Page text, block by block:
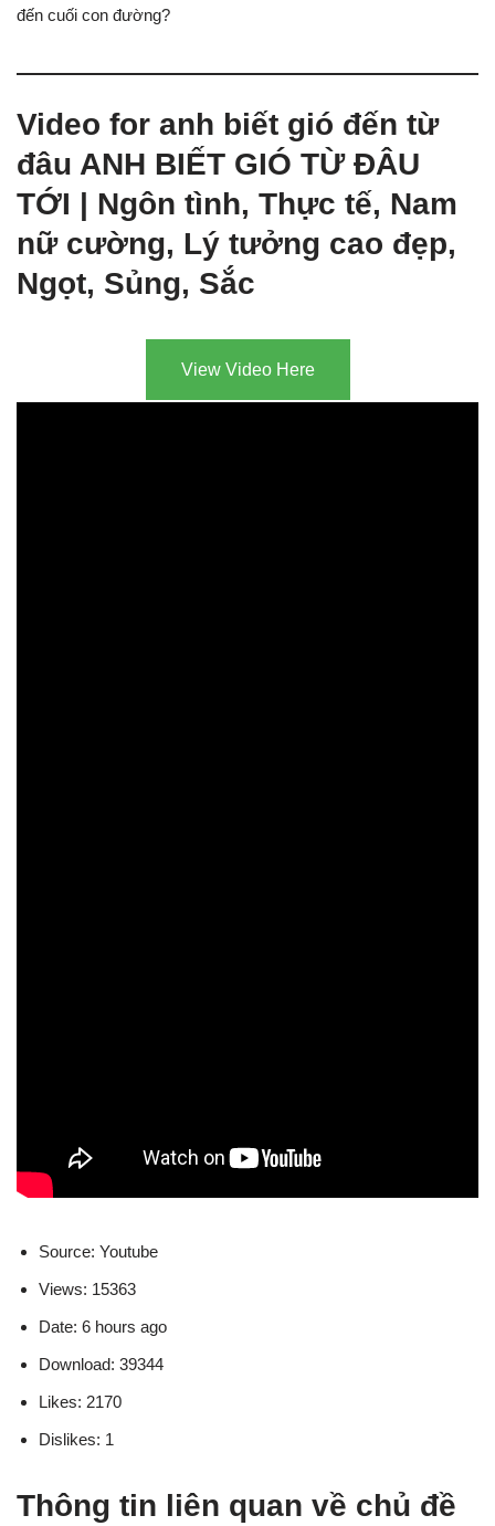
đến cuối con đường?
Video for anh biết gió đến từ
đâu ANH BIẾT GIÓ TỪ ĐÂU
TỚI | Ngôn tình, Thực tế, Nam
nữ cường, Lý tưởng cao đẹp,
Ngọt, Sủng, Sắc
View Video Here
Source: Youtube
Views: 15363
Date: 6 hours ago
Download: 39344
Likes: 2170
Dislikes: 1
Thông tin liên quan về chủ đề